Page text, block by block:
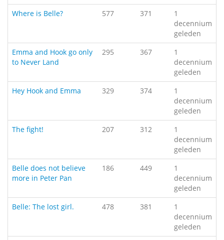
Where is Belle?
577 371
1
decennium
geleden
Emma and Hook go only
to Never Land
295 367
1
decennium
geleden
Hey Hook and Emma
329 374
1
decennium
geleden
The fight!
207 312
1
decennium
geleden
Belle does not believe
more in Peter Pan
186 449
1
decennium
geleden
Belle: The lost girl.
478 381
1
decennium
geleden